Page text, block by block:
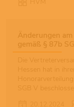
Änderungen
gemäß § 87b
Die
Hessen hat in
SGB V